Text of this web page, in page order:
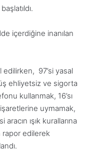
içerdiğine inanılan
97’si yasal
ehliyetsiz ve sigorta
kullanmak, 16’sı
uymamak,
ışık kurallarına
rapor edilerek